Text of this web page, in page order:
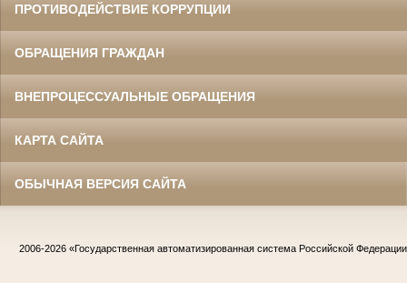
ПРОТИВОДЕЙСТВИЕ КОРРУПЦИИ
ОБРАЩЕНИЯ ГРАЖДАН
ВНЕПРОЦЕССУАЛЬНЫЕ ОБРАЩЕНИЯ
КАРТА САЙТА
ОБЫЧНАЯ ВЕРСИЯ САЙТА
2006-2026 «Государственная автоматизированная система Российской